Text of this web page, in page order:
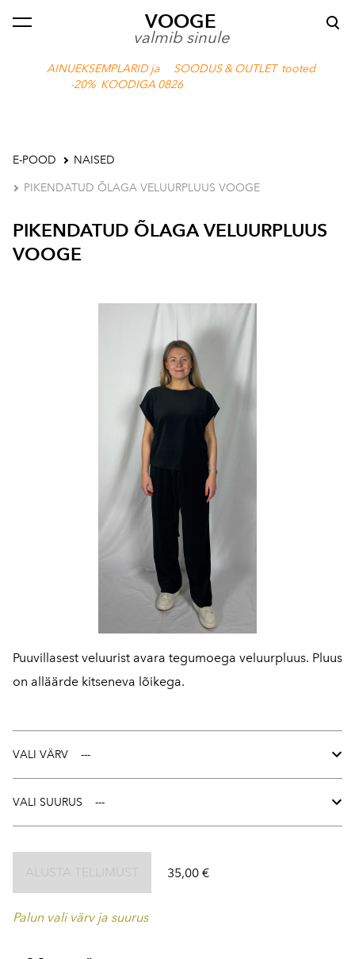
VOOGE
valmib sinule
AINUEKSEMPLARID ja SOODUS & OUTLET tooted
-20% KOODIGA 0826
lisati ostukorvi. Vaata ostukorvi
E-POOD NAISED
PIKENDATUD ÕLAGA VELUURPLUUS VOOGE
PIKENDATUD ÕLAGA VELUURPLUUS
VOOGE
Puuvillasest veluurist avara tegumoega veluurpluus. Pluus
on alläärde kitseneva lõikega.
VALI VÄRV
VALI SUURUS
35,00 €
Palun vali värv ja suurus